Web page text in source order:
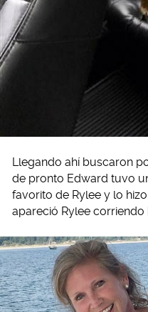
Llegando ahí buscaron
de pronto Edward tuvo
favorito de Rylee y lo
apareció Rylee corriendo